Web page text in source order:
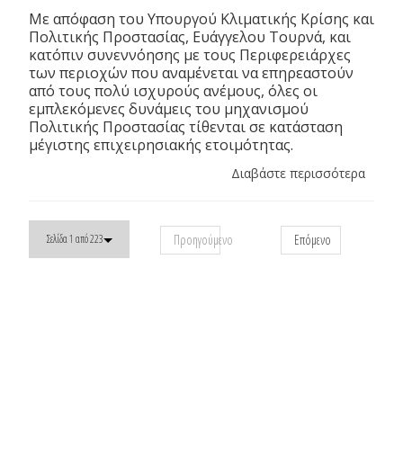
Με απόφαση του Υπουργού Κλιματικής Κρίσης και
Πολιτικής Προστασίας, Ευάγγελου Τουρνά, και
κατόπιν συνεννόησης με τους Περιφερειάρχες
των περιοχών που αναμένεται να επηρεαστούν
από τους πολύ ισχυρούς ανέμους, όλες οι
εμπλεκόμενες δυνάμεις του μηχανισμού
Πολιτικής Προστασίας τίθενται σε κατάσταση
μέγιστης επιχειρησιακής ετοιμότητας.
Διαβάστε περισσότερα
Σελίδα 1 από 223 Προηγούμενο Επόμενο